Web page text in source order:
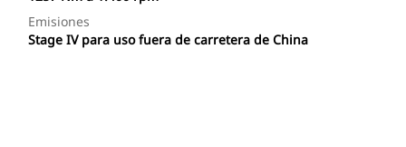
Emisiones
Stage IV para uso fuera de carretera de China